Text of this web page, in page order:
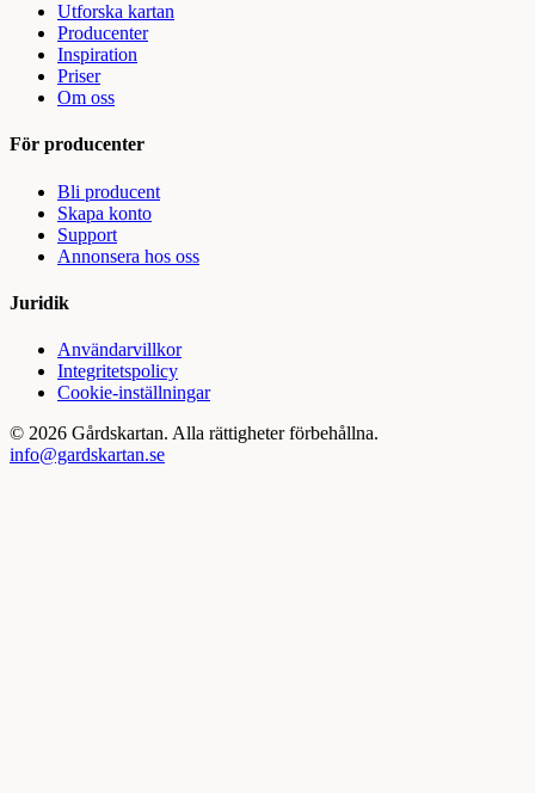
Utforska kartan
Producenter
Inspiration
Priser
Om oss
För producenter
Bli producent
Skapa konto
Support
Annonsera hos oss
Juridik
Användarvillkor
Integritetspolicy
Cookie-inställningar
© 2026 Gårdskartan. Alla rättigheter förbehållna.
info@gardskartan.se